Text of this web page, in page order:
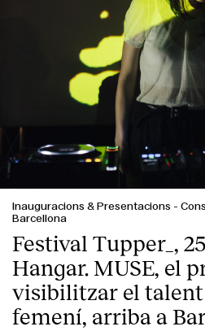
Inauguracions & Presentacions -
Barcellona
Festival Tupper_,
Hangar. MUSE, el
visibilitzar el
femení, arriba a